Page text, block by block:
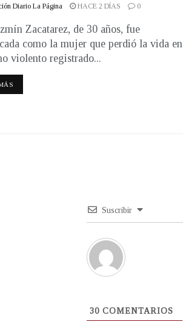
Diario La Página HACE 2 DÍAS 0
Zacatarez, de 30 años, fue
como la mujer que perdió la vida en
violento registrado...
Suscribir
30 COMENTARIOS